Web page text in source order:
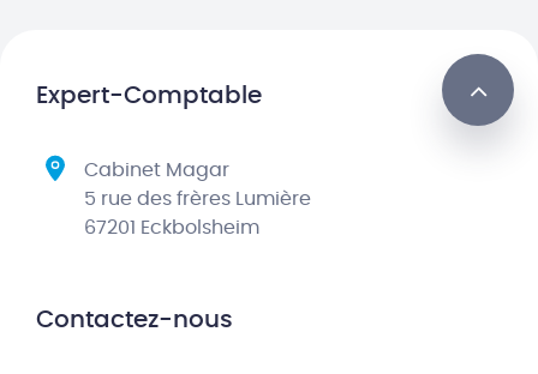
Expert-Comptable
Cabinet Magar
5 rue des frères Lumière
67201 Eckbolsheim
Contactez-nous